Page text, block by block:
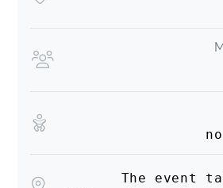
The event